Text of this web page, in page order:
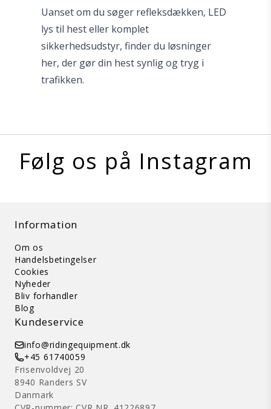
Uanset om du søger refleksdækken, LED
lys til hest eller komplet
sikkerhedsudstyr, finder du løsninger
her, der gør din hest synlig og tryg i
trafikken.
Følg os på Instagram
Information
Om os
Handelsbetingelser
Cookies
Nyheder
Bliv forhandler
Blog
Kundeservice
info@ridingequipment.dk
+45 61740059
Frisenvoldvej 20
8940 Randers SV
Danmark